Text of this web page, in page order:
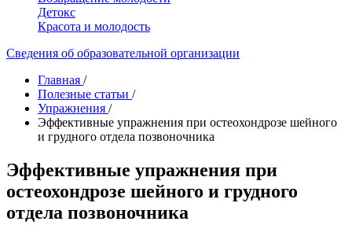
Детокс
Красота и молодость
Сведения об образовательной организации
Главная /
Полезные статьи /
Упражнения /
Эффективные упражнения при остеохондрозе шейного
и грудного отдела позвоночника
Эффективные упражнения при
остеохондрозе шейного и грудного
отдела позвоночника